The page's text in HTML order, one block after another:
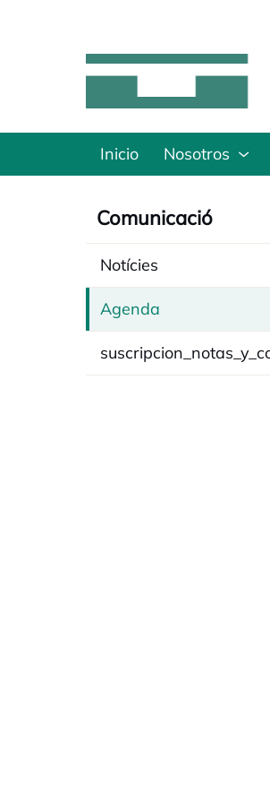
Inicio Nosotros
Comunicació
Notícies
Agenda